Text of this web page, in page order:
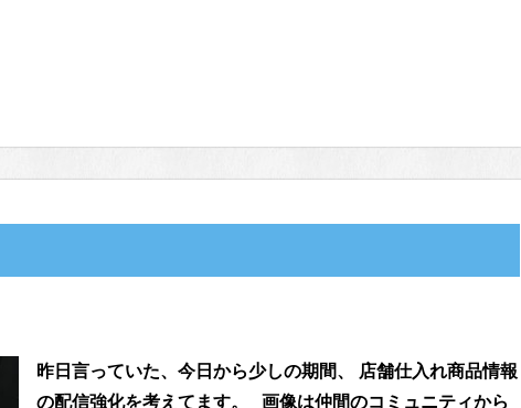
昨日言っていた、今日から少しの期間、 店舗仕入れ商品情報
の配信強化を考えてます。 画像は仲間のコミュニティから